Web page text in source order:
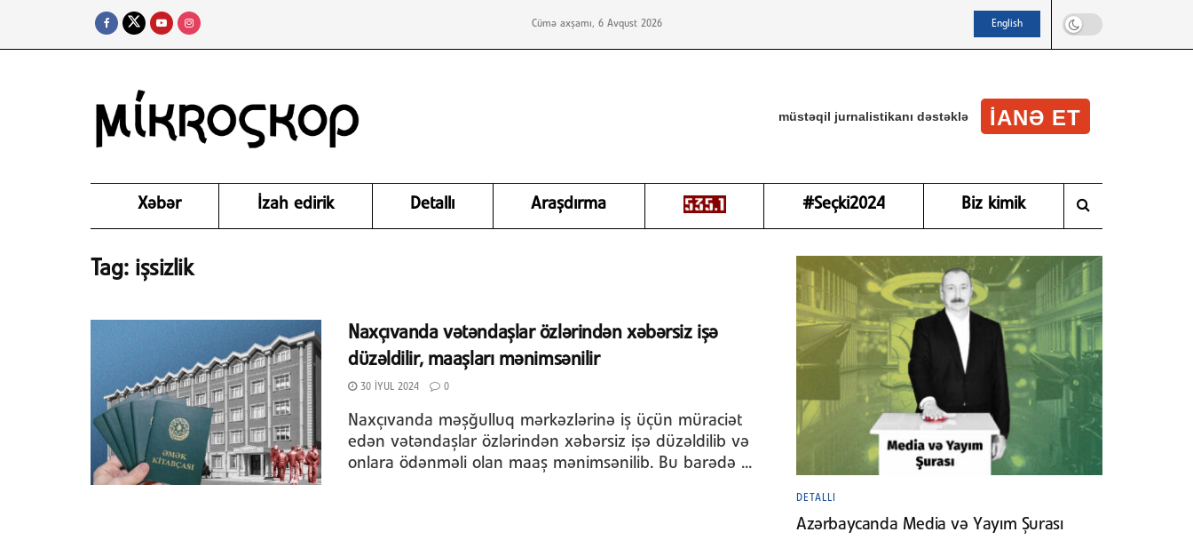
Cümə axşamı, 6 Avqust 2026 English
müstəqil jurnalistikanı dəstəklə IANƏ ET
Xəbər İzah edirik Detallı Araşdırma #Seçki2024 Biz kimik
Tag: işsizlik
Naxçıvanda vətəndaşlar özlərindən xəbərsiz işə
düzəldilir, maaşları mənimsənilir
30 İYUL 2024 0
Naxçıvanda məşğulluq mərkəzlərinə iş üçün müraciət
edən vətəndaşlar özlərindən xəbərsiz işə düzəldilib və
onlara ödənməli olan maaş mənimsənilib. Bu barədə ...
DETALLI
Azərbaycanda Media və Yayım Şurası